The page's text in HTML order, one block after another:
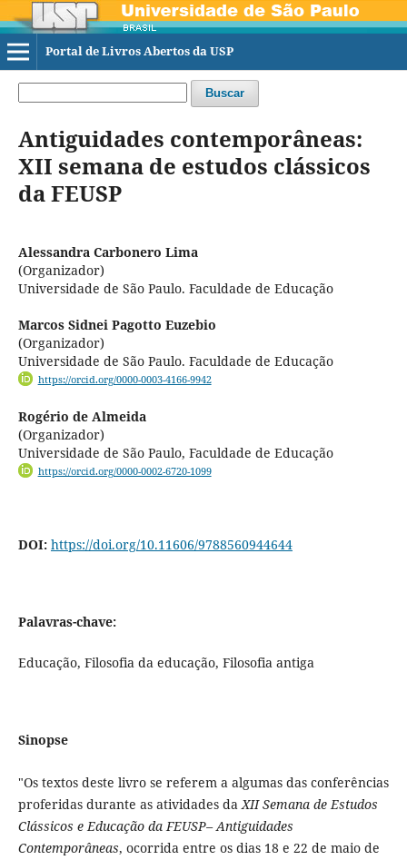
Portal de Livros Abertos da USP
Buscar
Antiguidades contemporâneas:
XII semana de estudos clássicos
da FEUSP
Alessandra Carbonero Lima
(Organizador)
Universidade de São Paulo. Faculdade de Educação
Marcos Sidnei Pagotto Euzebio
(Organizador)
Universidade de São Paulo. Faculdade de Educação
https://orcid.org/0000-0003-4166-9942
Rogério de Almeida
(Organizador)
Universidade de São Paulo, Faculdade de Educação
https://orcid.org/0000-0002-6720-1099
DOI: https://doi.org/10.11606/9788560944644
Palavras-chave:
Educação, Filosofia da educação, Filosofia antiga
Sinopse
"Os textos deste livro se referem a algumas das conferências
proferidas durante as atividades daXII Semana de Estudos
Clássicos e Educação da FEUSP– Antiguidades
Contemporâneas, ocorrida entre os dias 18 e 22 de maio de